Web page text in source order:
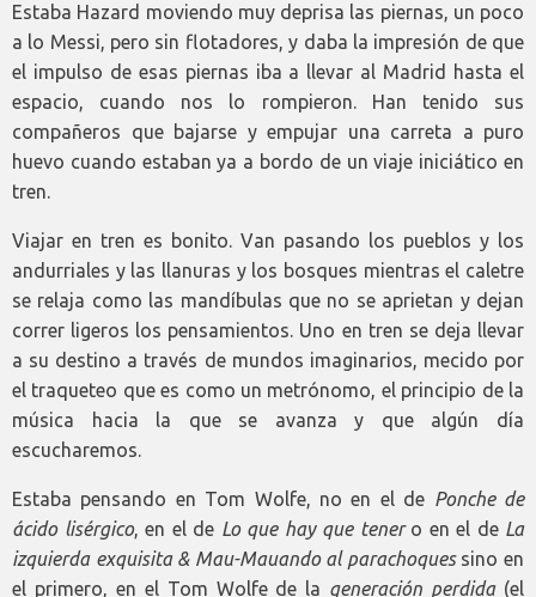
Estaba Hazard moviendo muy deprisa las piernas, un poco
a lo Messi, pero sin flotadores, y daba la impresión de que
el impulso de esas piernas iba a llevar al Madrid hasta el
espacio, cuando nos lo rompieron. Han tenido sus
compañeros que bajarse y empujar una carreta a puro
huevo cuando estaban ya a bordo de un viaje iniciático en
tren.
Viajar en tren es bonito. Van pasando los pueblos y los
andurriales y las llanuras y los bosques mientras el caletre
se relaja como las mandíbulas que no se aprietan y dejan
correr ligeros los pensamientos. Uno en tren se deja llevar
a su destino a través de mundos imaginarios, mecido por
el traqueteo que es como un metrónomo, el principio de la
música hacia la que se avanza y que algún día
escucharemos.
Estaba pensando en Tom Wolfe, no en el de Ponche de
ácido lisérgico, en el de Lo que hay que tener o en el de La
izquierda exquisita & Mau-Mauando al parachoquessino en
el primero, en el Tom Wolfe de la generación perdida(el